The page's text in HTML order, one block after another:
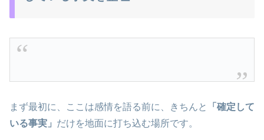
まず最初に、ここは感情を語る前に、きちんと
「確定して
いる事実」 だけを地面に打ち込む場所です。